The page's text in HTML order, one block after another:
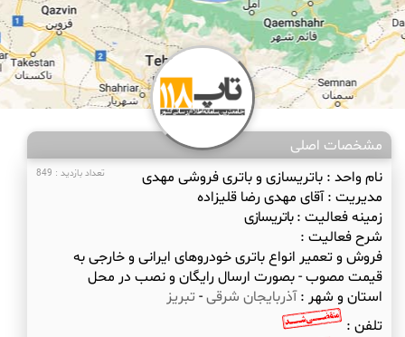
مشخصات اصلی
تعداد بازدید : 849 نام واحد :باتریسازی و باتری فروشی مهدی
مدیریت :آقای مهدی رضا قلیزاده
زمینه فعالیت :باتریسازی
شرح فعالیت :
فروش و تعمیر انواع باتری خودروهای ایرانی و خارجی به
قیمت مصوب - بصورت ارسال رایگان و نصب در محل
استان و شهر :آذربایجان شرقی- تبریز
تلفن :